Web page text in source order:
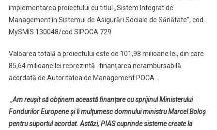
Implementarea
Integrat
De
implementarea proiectului cu titlul „Sistem Integrat de
Management în Sistemul de Asigurări Sociale de Sănătate”, cod
MySMIS 130048/cod SIPOCA 729.
Valoarea totală a proiectului este de 101,98 milioane lei, din care
85,64 milioane lei reprezintă finanțarea nerambursabilă
acordată de Autoritatea de Management POCA.
„Am reușit să obținem această finanțare cu sprijinul Ministerului
Fondurilor Europene și îi mulțumesc domnului ministru Marcel Boloș
pentru suportul acordat. Astăzi, PIAS cuprinde sisteme create la